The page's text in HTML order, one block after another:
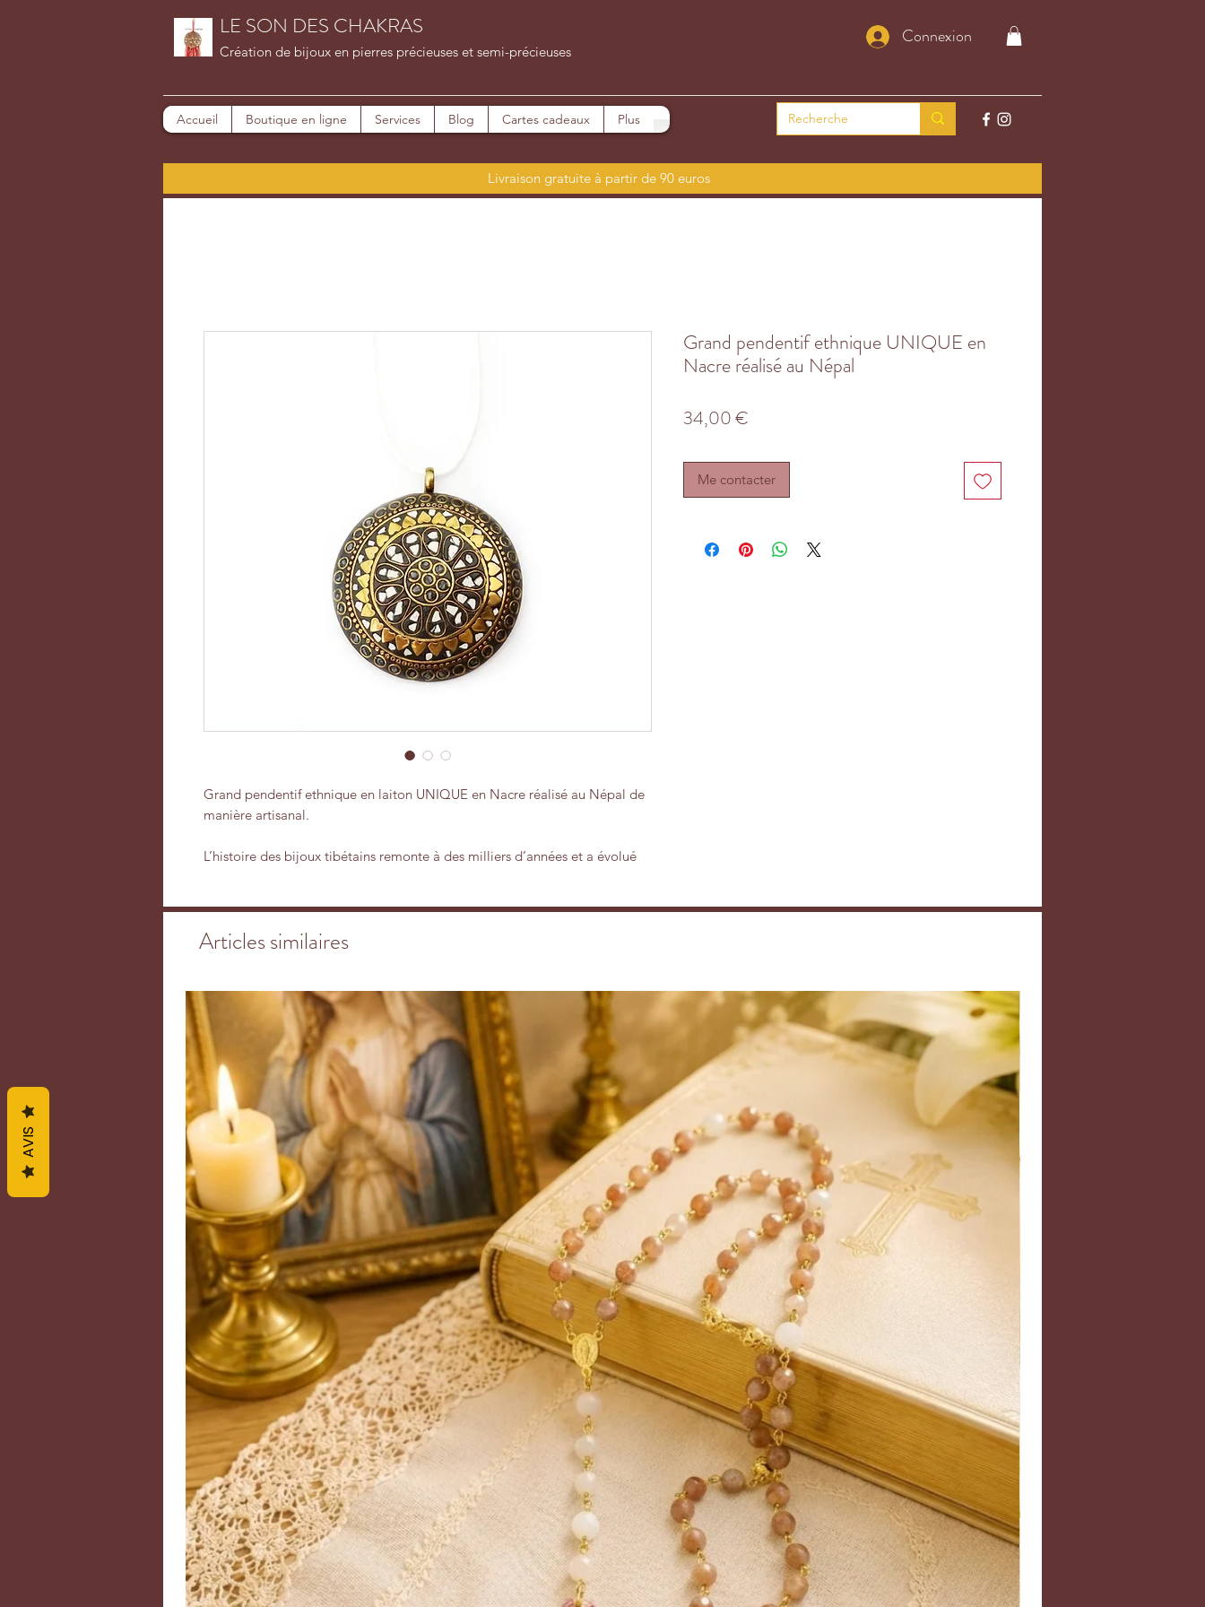
LE SON DES CHAKRAS
Création de bijoux en pierres précieuses et semi-précieuses
Connexion
Accueil Boutique en ligne Services Blog Cartes cadeaux Plus
Livraison gratuite à partir de 90 euros
Grand pendentif ethnique en laiton UNIQUE en Nacre réalisé au Népal de
manière artisanal.
L’histoire des bijoux tibétains remonte à des milliers d’années et a évolué
spiritualité bouddhistes, qui sont des éléments essentiels de la vie
quotidienne au Tibet et au Népal. Ces bijoux sacrés sont souvent portés à
Chaque bijou tibétain porte en lui une signification profonde et raconte
une histoire qui remonte à des siècles d’histoire et de coutumes. Dans la
culture tibétaine, les bijoux revêtent une valeur spirituelle et sont souvent
utilisés dans des rituels religieux. Ils sont considérés comme des talismans
protecteurs ou des amulettes. Les Tibétains croient fermement au pouvoir
des bijoux pour apporter la chance, la santé, la prospérité et pour éloigner
les mauvais esprits.
Les bijoux tibétains sont souvent ornés de symboles et de motifs sacrés.
Leurs designs complexes et élaborés reflètent les croyances bouddhistes
profondément enracinées dans la culture tibétaine.
Les pierres précieuses et semi-précieuses, comme la turquoise, le lapis-
lazuli, la nacre ou le corail, sont également un élément essentiel pour
concevoir un bijou tibétain. Chaque pierre a ses propres significations et
propriétés selon la lithothérapie tibétaine. Les Tibétains choisissent
soigneusement les pierres en fonction de leurs besoins spirituels et
énergétiques. Les bijoux népalais restent fortement liés au bouddhisme.
Diamètre pendentif : 6 cm.
La couleur peut varier en fonction de la lumière.
En cas de rupture de stock, n'hésitez pas à me contacter.
Disposées sur le corps, les pierres permettent de régénérer et de
rééquilibrer l’être dans son intégralité : c’est à dire autant sur le plan
physique que psychique mais, cependant, celà ne peut remplacer un
traitement médical prescrit par votre médecin.
AVERTISSEMENT : Les propriétés, modes et indications d’utilisation citées
sont issues des ouvrages ou sites Internet de référence. Ces informations
sont données à titre informatif. Elles ne sauraient en aucun cas constituer
une information médicale, ni engager notre responsabilité.
Grand pendentif ethnique UNIQUE en
Nacre réalisé au Népal
34,00 €
Me contacter
Articles similaires
AVIS